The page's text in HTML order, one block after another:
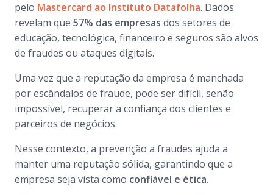
pelo Mastercard ao Instituto Datafolha. Dados
revelam que 57% das empresas dos setores de
educação, tecnológica, financeiro e seguros são alvos
de fraudes ou ataques digitais.
Uma vez que a reputação da empresa é manchada
por escândalos de fraude, pode ser difícil, senão
impossível, recuperar a confiança dos clientes e
parceiros de negócios.
Nesse contexto, a prevenção a fraudes ajuda a
manter uma reputação sólida, garantindo que a
empresa seja vista como confiável e ética.